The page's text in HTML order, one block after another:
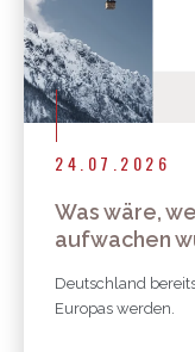
24.07.2026
Was wäre,
aufwachen
Deutschland
Europas werden.